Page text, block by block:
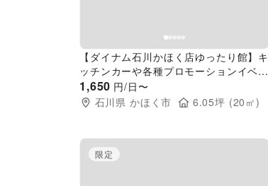
【ダイナム石川かほく店ゆったり館】キ
ッチンカーや各種プロモーションイベン
トでの出店に最適なアミューズメント施
設のイベントスペース
1,650 円/日〜
石川県 かほく市 6.05坪 (20 ㎡)
限定